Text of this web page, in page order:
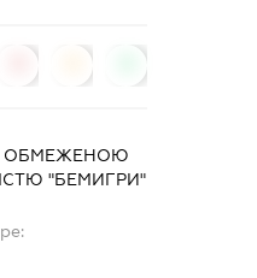
ОБМЕЖЕНОЮ
"БЕМИГРИ"